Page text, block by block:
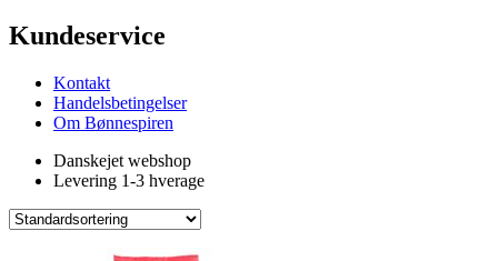
Kundeservice
Kontakt
Handelsbetingelser
Om Bønnespiren
Danskejet webshop
Levering 1-3 hverage